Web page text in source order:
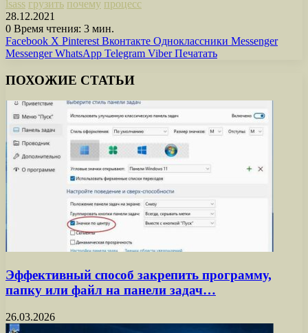
lsass грузить почему процесс
28.12.2021
0 Время чтения: 3 мин.
Facebook X Pinterest Вконтакте Одноклассники Messenger
Messenger WhatsApp Telegram Viber Печатать
ПОХОЖИЕ СТАТЬИ
Эффективный способ закрепить программу,
папку или файл на панели задач…
26.03.2026